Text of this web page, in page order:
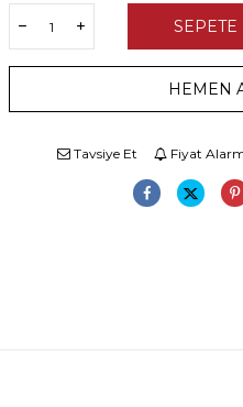
SEPETE
HEMEN
Tavsiye Et Fiyat